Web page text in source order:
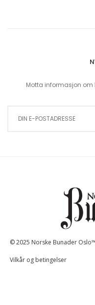
Motta informasjon
© 2025 Norske Bunader
Vilkår og betingelser